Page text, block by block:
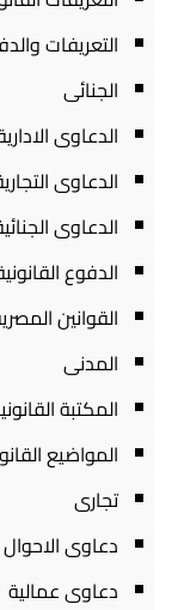
التعريفات
الجنائى
الدعاوى
الدعاوى
الدعاوى
الدفوع
القوانين
المدنى
المكتبة
المواضيع
تجارى
دعاوى
دعاوى عمالية